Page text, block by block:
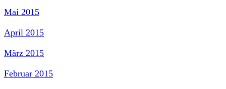
Mai 2015
April 2015
März 2015
Februar 2015